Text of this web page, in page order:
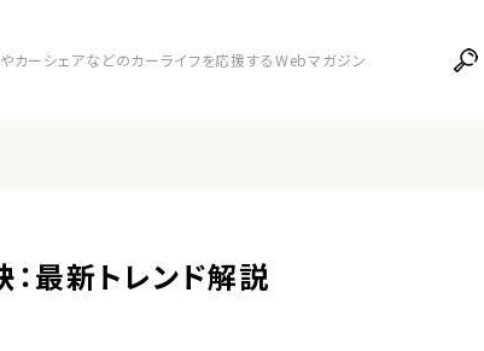
カーシェアなどのカーライフを応援するWebマガジン
最新トレンド解説